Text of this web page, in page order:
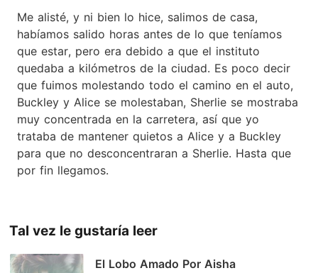
Me alisté, y ni bien lo hice, salimos de casa,
habíamos salido horas antes de lo que teníamos
que estar, pero era debido a que el instituto
quedaba a kilómetros de la ciudad. Es poco decir
que fuimos molestando todo el camino en el auto,
Buckley y Alice se molestaban, Sherlie se mostraba
muy concentrada en la carretera, así que yo
trataba de mantener quietos a Alice y a Buckley
para que no desconcentraran a Sherlie. Hasta que
por fin llegamos.
Tal vez le gustaría leer
El Lobo Amado Por Aisha